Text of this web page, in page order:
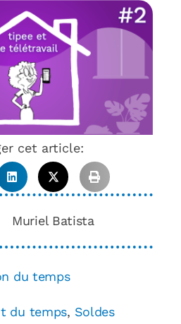
cet article:
Muriel Batista
du temps
du temps, Soldes